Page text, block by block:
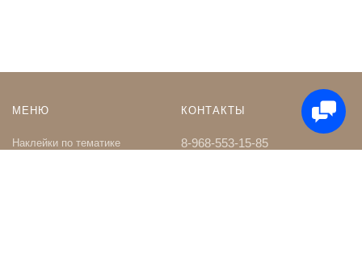
МЕНЮ
Наклейки по тематике
КОНТАКТЫ
8-968-553-15-85